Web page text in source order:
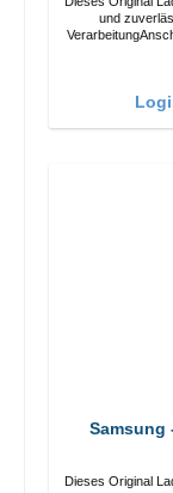
und zuverlässig wieder
Samsung
Dieses Original